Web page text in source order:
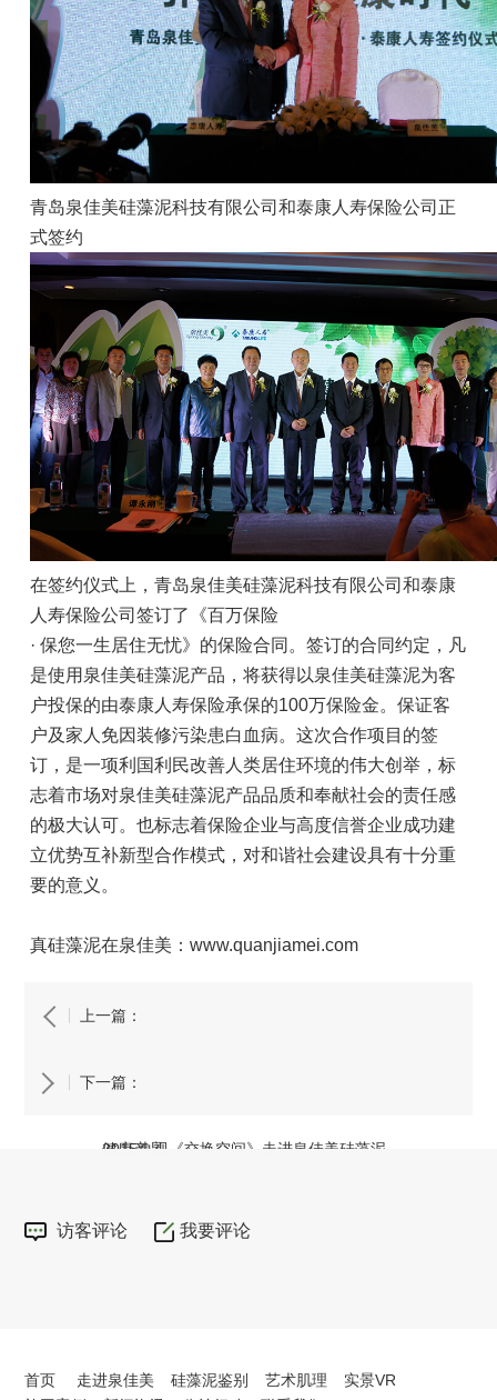
青岛泉佳美硅藻泥科技有限公司和泰康人寿保险公司正
式签约
在签约仪式上，青岛泉佳美硅藻泥科技有限公司和泰康
人寿保险公司签订了《百万保险
· 保您一生居住无忧》的保险合同。签订的合同约定，凡
是使用泉佳美硅藻泥产品，将获得以泉佳美硅藻泥为客
户投保的由泰康人寿保险承保的100万保险金。保证客
户及家人免因装修污染患白血病。这次合作项目的签
订，是一项利国利民改善人类居住环境的伟大创举，标
志着市场对泉佳美硅藻泥产品品质和奉献社会的责任感
的极大认可。也标志着保险企业与高度信誉企业成功建
立优势互补新型合作模式，对和谐社会建设具有十分重
要的意义。
真硅藻泥在泉佳美：www.quanjiamei.com
上一篇：
泉佳美硅藻泥与青岛市疾病控制中心合作开发
健康产品
下一篇：
2015央视《交换空间》走进泉佳美硅藻泥
访客评论 我要评论
首页 走进泉佳美 硅藻泥鉴别 艺术肌理
实景VR